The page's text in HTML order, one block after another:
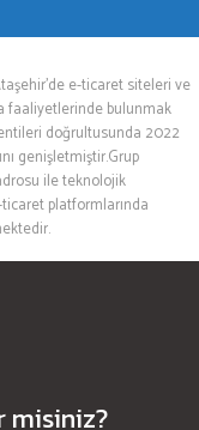
e-ticaret siteleri ve
faaliyetlerinde bulunmak
doğrultusunda 2022
genişletmiştir.Grup
ile teknolojik
platformlarında
misiniz?